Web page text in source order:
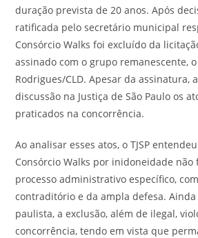
duração prevista de 20 anos. Após
ratificada pelo secretário municipal
Consórcio Walks foi excluído da
assinado com o grupo remanescente,
Rodrigues/CLD. Apesar da assinatura,
discussão na Justiça de São Paulo os
praticados na concorrência.
Ao analisar esses atos, o TJSP
Consórcio Walks por inidoneidade não
processo administrativo específico,
contraditório e da ampla defesa.
paulista, a exclusão, além de ilegal,
concorrência, tendo em vista que